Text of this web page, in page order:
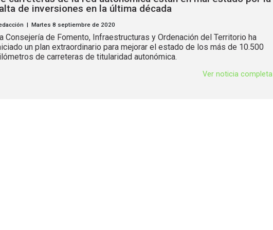
de inversiones en la última década
| Martes 8 septiembre de 2020
Consejería de Fomento, Infraestructuras y Ordenación del Territorio ha
un plan extraordinario para mejorar el estado de los más de 10.500
de carreteras de titularidad autonómica.
Ver noticia completa